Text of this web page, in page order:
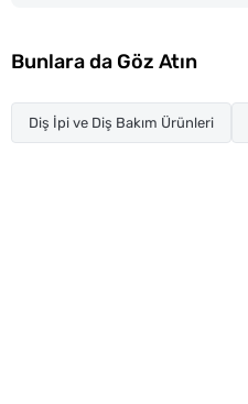
Bunlara da Göz Atın
Diş İpi ve Diş Bakım Ürünleri